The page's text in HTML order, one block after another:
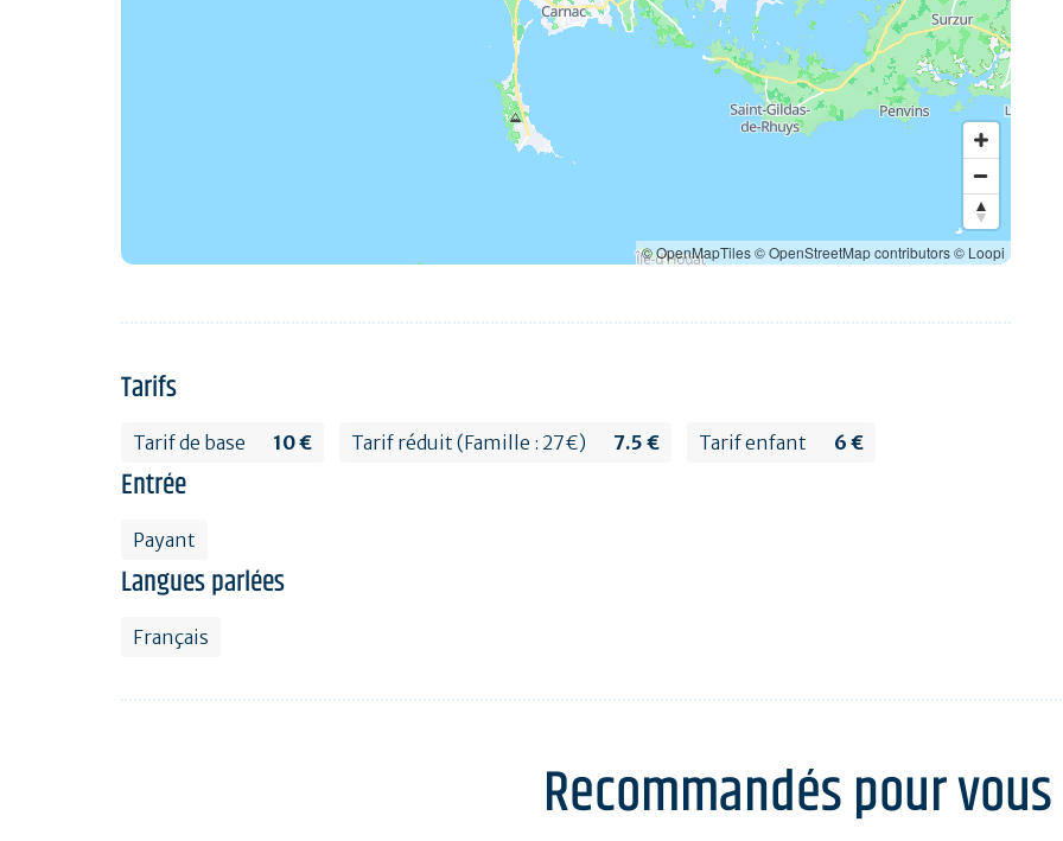
© OpenMapTiles© OpenStreetMap contributors© Loopi
Tarifs
Tarif de base 10 € Tarif réduit (Famille : 27€) 7.5 € Tarif enfant 6 €
Entrée
Payant
Langues parlées
Français
Recommandés pour vous